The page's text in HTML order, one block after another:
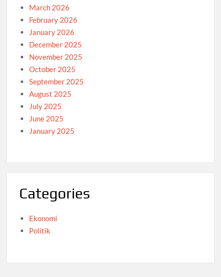
March 2026
February 2026
January 2026
December 2025
November 2025
October 2025
September 2025
August 2025
July 2025
June 2025
January 2025
Categories
Ekonomi
Politik